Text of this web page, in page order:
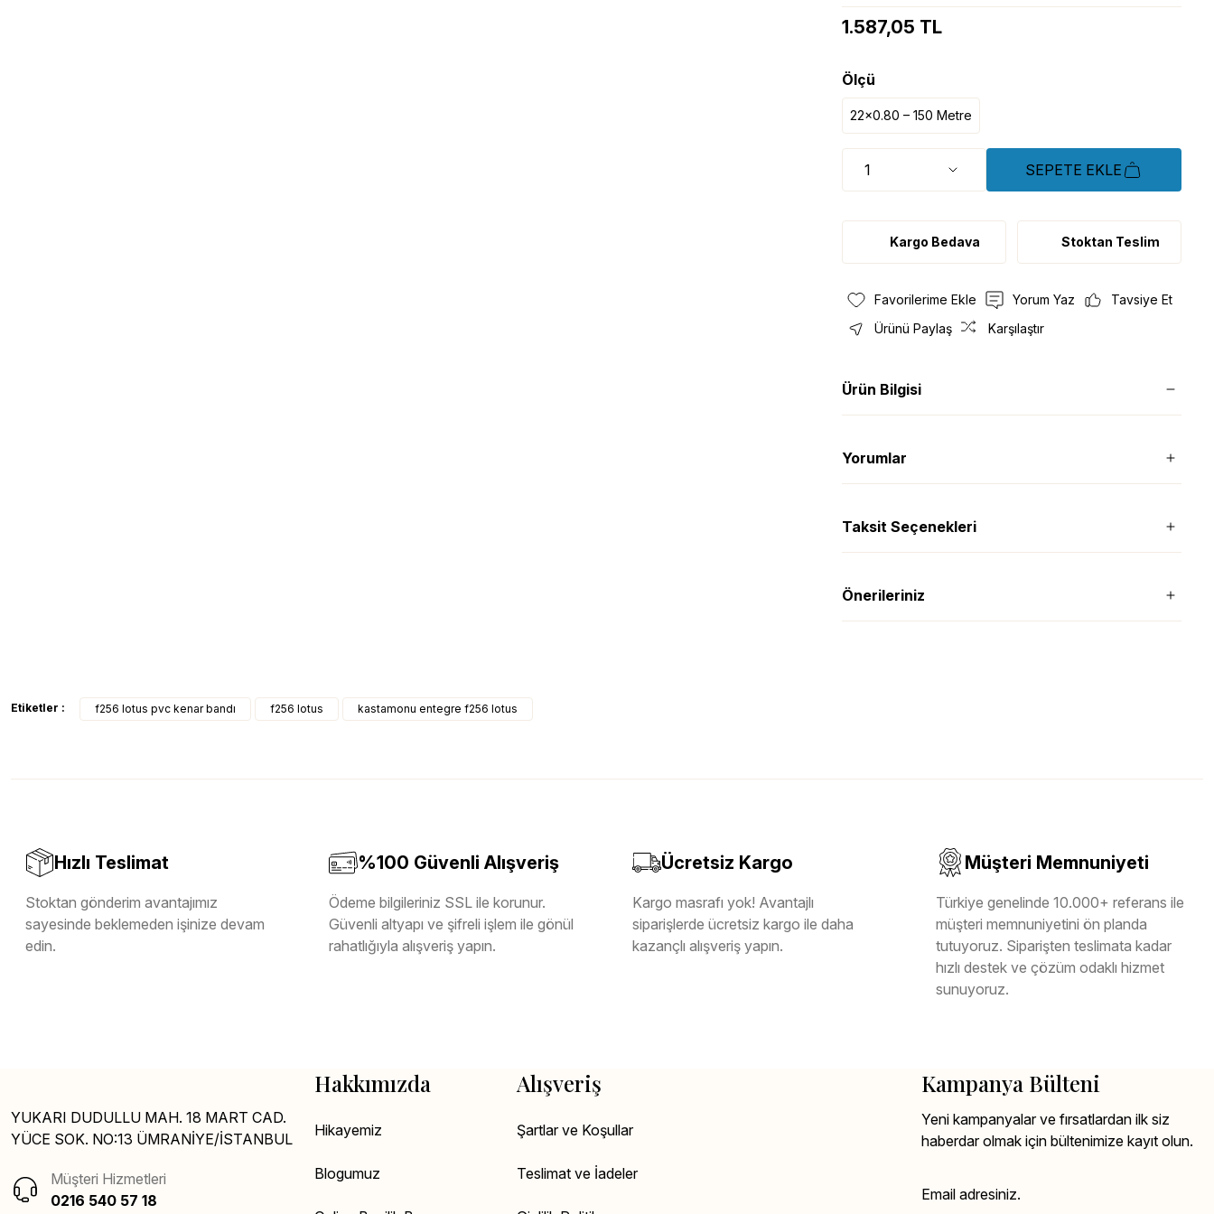
1.587,05 TL
Ölçü
22x0.80 – 150 Metre
SEPETE EKLE
Kargo Bedava Stoktan Teslim
Yorum Yaz
Tavsiye Et
Ürünü Paylaş
Karşılaştır
Ürün Bilgisi
Yorumlar
Taksit Seçenekleri
Önerileriniz
Etiketler : f256 lotus pvc kenar bandı f256 lotus kastamonu entegre f256 lotus
Hızlı Teslimat
Stoktan gönderim avantajımız
sayesinde beklemeden işinize devam
edin.
%100 Güvenli Alışveriş
Ödeme bilgileriniz SSL ile korunur.
Güvenli altyapı ve şifreli işlem ile gönül
rahatlığıyla alışveriş yapın.
Ücretsiz Kargo
Kargo masrafı yok! Avantajlı
siparişlerde ücretsiz kargo ile daha
kazançlı alışveriş yapın.
Müşteri Memnuniyeti
Türkiye genelinde 10.000+ referans ile
müşteri memnuniyetini ön planda
tutuyoruz. Siparişten teslimata kadar
hızlı destek ve çözüm odaklı hizmet
sunuyoruz.
YUKARI DUDULLU MAH. 18 MART CAD.
YÜCE SOK. NO:13 ÜMRANİYE/İSTANBUL
Müşteri Hizmetleri
0216 540 57 18
Hakkımızda
Hikayemiz
Blogumuz
Alışveriş
Şartlar ve Koşullar
Teslimat ve İadeler
Kampanya Bülteni
Yeni kampanyalar ve fırsatlardan ilk siz
haberdar olmak için bültenimize kayıt olun.